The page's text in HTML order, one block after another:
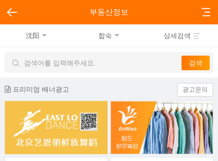
부동산정보
沈阳 합숙 상세검색
프리미엄 배너광고 광고문의